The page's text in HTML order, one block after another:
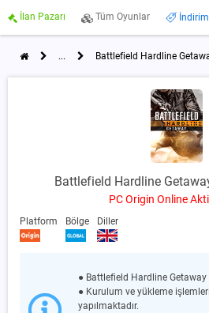
İlan Pazarı Tüm Oyunlar
... Battlefield Hardline
Battlefield Hardline
PC Origin Online
Platform Bölge Diller
● Battlefield Hardline Getaway
● Kurulum ve yükleme
yapılmaktadır.